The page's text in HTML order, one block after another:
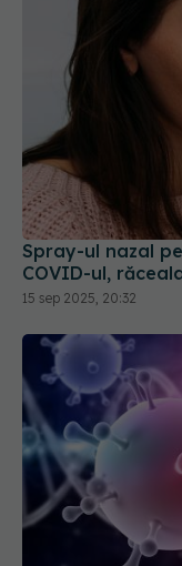
Spray-ul nazal
COVID-ul,
15 sep 2025, 20:32
S-au descoperit
persoanele cu